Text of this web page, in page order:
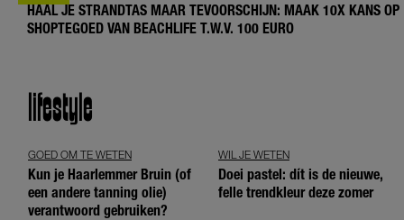
HAAL JE STRANDTAS MAAR TEVOORSCHIJN: MAAK 10X KANS OP
SHOPTEGOED VAN BEACHLIFE T.W.V. 100 EURO
lifestyle
GOED OM TE WETEN
Kun je Haarlemmer Bruin (of
een andere tanning olie)
verantwoord gebruiken?
WIL JE WETEN
Doei pastel: dít is de nieuwe,
felle trendkleur deze zomer